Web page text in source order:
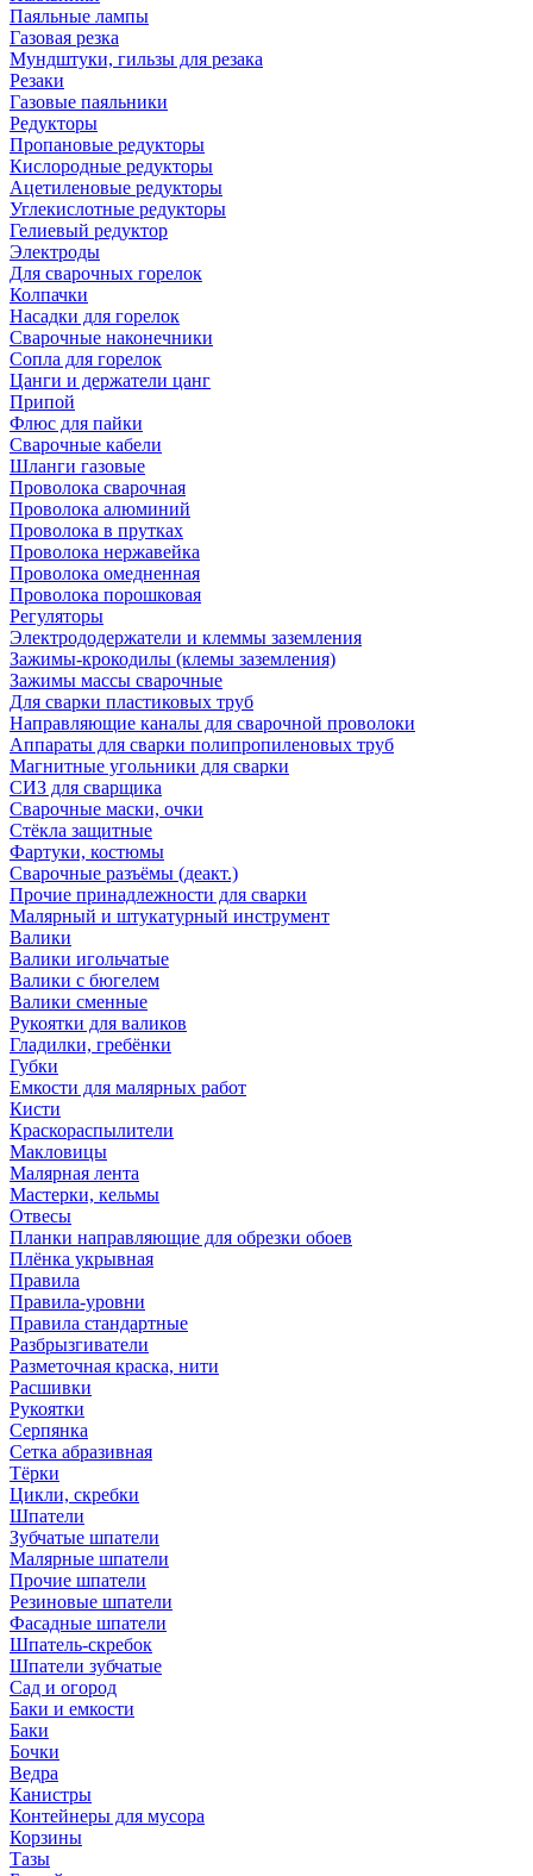
Паяльные лампы
Газовая резка
Мундштуки, гильзы для резака
Резаки
Газовые паяльники
Редукторы
Пропановые редукторы
Кислородные редукторы
Ацетиленовые редукторы
Углекислотные редукторы
Гелиевый редуктор
Электроды
Для сварочных горелок
Колпачки
Насадки для горелок
Сварочные наконечники
Сопла для горелок
Цанги и держатели цанг
Припой
Флюс для пайки
Сварочные кабели
Шланги газовые
Проволока сварочная
Проволока алюминий
Проволока в прутках
Проволока нержавейка
Проволока омедненная
Проволока порошковая
Регуляторы
Электрододержатели и клеммы заземления
Зажимы-крокодилы (клемы заземления)
Зажимы массы сварочные
Для сварки пластиковых труб
Направляющие каналы для сварочной проволоки
Аппараты для сварки полипропиленовых труб
Магнитные угольники для сварки
СИЗ для сварщика
Сварочные маски, очки
Стёкла защитные
Фартуки, костюмы
Сварочные разъёмы (деакт.)
Прочие принадлежности для сварки
Малярный и штукатурный инструмент
Валики
Валики игольчатые
Валики с бюгелем
Валики сменные
Рукоятки для валиков
Гладилки, гребёнки
Губки
Емкости для малярных работ
Кисти
Краскораспылители
Макловицы
Малярная лента
Мастерки, кельмы
Отвесы
Планки направляющие для обрезки обоев
Плёнка укрывная
Правила
Правила-уровни
Правила стандартные
Разбрызгиватели
Разметочная краска, нити
Расшивки
Рукоятки
Серпянка
Сетка абразивная
Тёрки
Цикли, скребки
Шпатели
Зубчатые шпатели
Малярные шпатели
Прочие шпатели
Резиновые шпатели
Фасадные шпатели
Шпатель-скребок
Шпатели зубчатые
Сад и огород
Баки и емкости
Баки
Бочки
Ведра
Канистры
Контейнеры для мусора
Корзины
Тазы